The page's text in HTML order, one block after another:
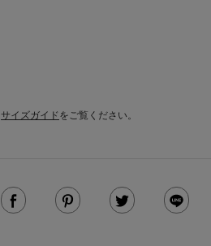
サイズガイドをご覧ください。